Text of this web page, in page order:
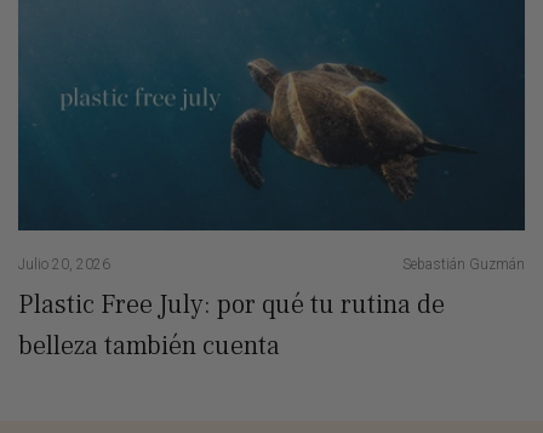
Julio 20, 2026 Sebastián Guzmán
Plastic Free July: por qué tu rutina de
belleza también cuenta